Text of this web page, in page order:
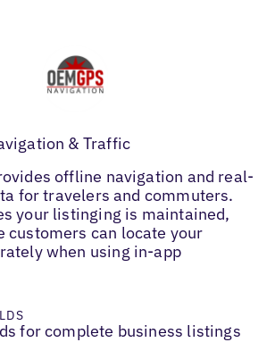
& Traffic
offline navigation and real-
for travelers and commuters.
your listinging is maintained,
customers can locate your
when using in-app
for complete business listings